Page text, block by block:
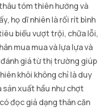
tóm thiên hướng và
họ dĩ nhiên là rối rít bình
biểu vượt trội, chữa lỗi,
mua mua và lựa lựa và
giá từ thị trường giúp
khôi không chỉ là duy
sản xuất hầu như chợt
đọc giả dạng thân căn